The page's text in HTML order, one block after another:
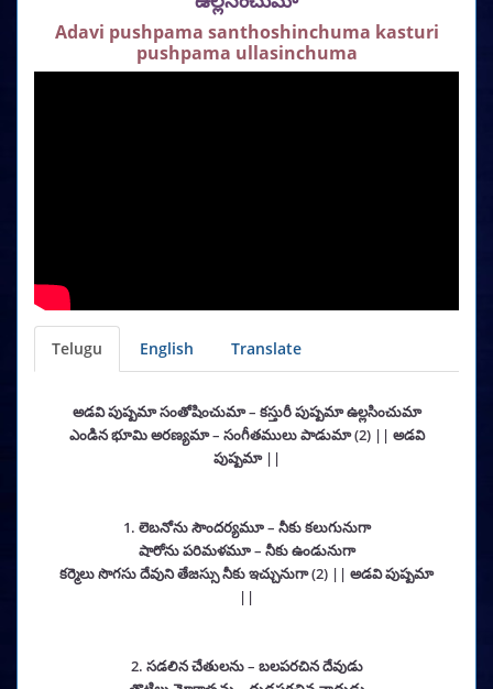
Adavi pushpama santhoshinchuma kasturi
pushpama ullasinchuma
Telugu English Translate
అడవి పుష్పమా సంతోషించుమా – కస్తురీ పుష్పమా ఉల్లసించుమా
ఎండిన భూమి అరణ్యమా – సంగీతములు పాడుమా (2) || అడవి
పుష్పమా ||
1. లెబనోను సౌందర్యమూ – నీకు కలుగునుగా
షారోను పరిమళమూ – నీకు ఉండునుగా
కర్మెలు సొగసు దేవుని తేజస్సు నీకు ఇచ్చునుగా (2) || అడవి పుష్పమా
||
2. సడలిన చేతులను – బలపరచిన దేవుడు